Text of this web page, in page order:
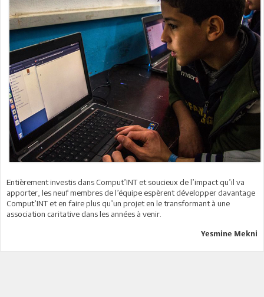
Entièrement investis dans Comput’INT et soucieux de l’impact qu’il va
apporter, les neuf membres de l’équipe espèrent développer davantage
Comput’INT et en faire plus qu’un projet en le transformant à une
association caritative dans les années à venir.
Yesmine Mekni